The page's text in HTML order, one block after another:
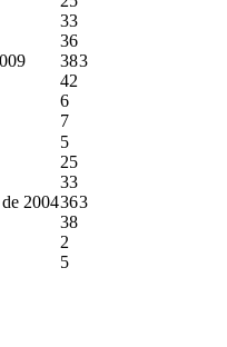
33
36
38
42
6
7
3
2004
5
25
33
36
38
2
5
3